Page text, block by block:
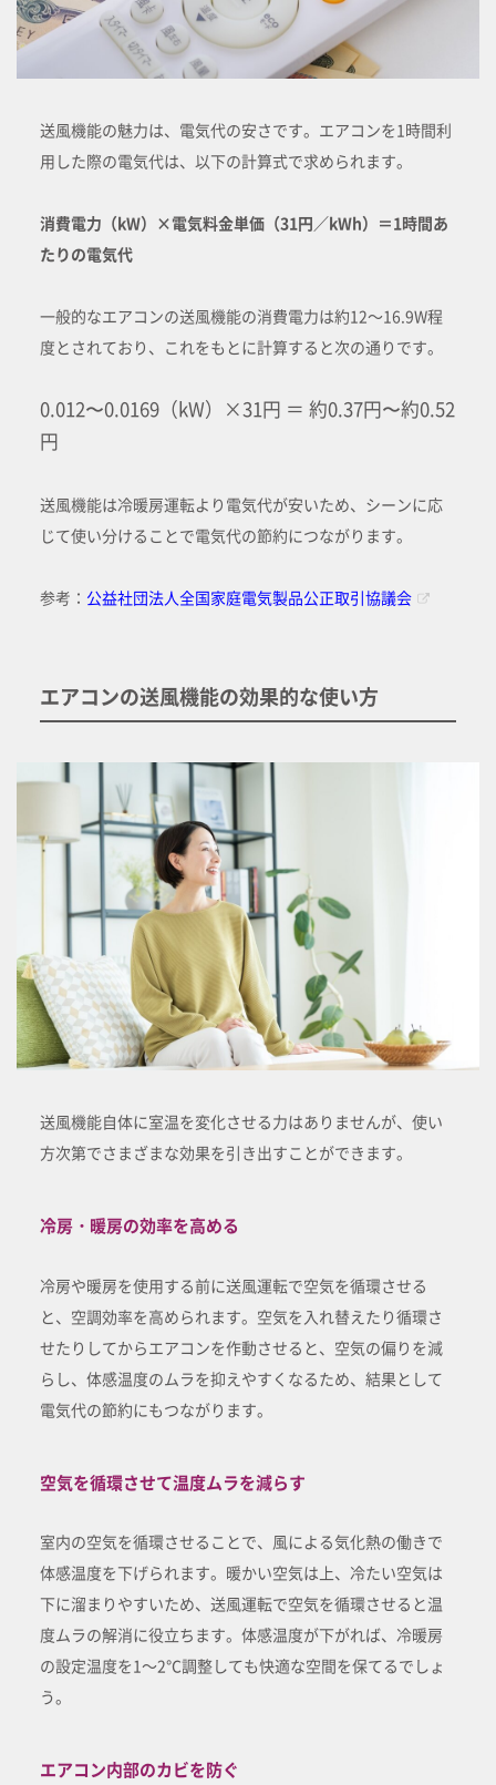
送風機能の魅力は、電気代の安さです。エアコンを1時間利
用した際の電気代は、以下の計算式で求められます。
消費電力（kW）×電気料金単価（31円／kWh）＝1時間あ
たりの電気代
一般的なエアコンの送風機能の消費電力は約12～16.9W程
度とされており、これをもとに計算すると次の通りです。
0.012〜0.0169（kW）×31円 ＝ 約0.37円〜約0.52
円
送風機能は冷暖房運転より電気代が安いため、シーンに応
じて使い分けることで電気代の節約につながります。
参考： 公益社団法人全国家庭電気製品公正取引協議会
エアコンの送風機能の効果的な使い方
送風機能自体に室温を変化させる力はありませんが、使い
方次第でさまざまな効果を引き出すことができます。
冷房・暖房の効率を高める
冷房や暖房を使用する前に送風運転で空気を循環させる
と、空調効率を高められます。空気を入れ替えたり循環さ
せたりしてからエアコンを作動させると、空気の偏りを減
らし、体感温度のムラを抑えやすくなるため、結果として
電気代の節約にもつながります。
空気を循環させて温度ムラを減らす
室内の空気を循環させることで、風による気化熱の働きで
体感温度を下げられます。暖かい空気は上、冷たい空気は
下に溜まりやすいため、送風運転で空気を循環させると温
度ムラの解消に役立ちます。体感温度が下がれば、冷暖房
の設定温度を1～2℃調整しても快適な空間を保てるでしょ
う。
エアコン内部のカビを防ぐ